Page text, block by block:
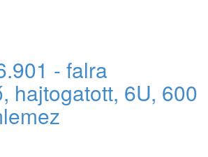
- falra
hajtogatott, 6U, 600